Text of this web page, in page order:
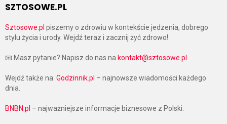
SZTOSOWE.PL
Sztosowe.pl piszemy o zdrowiu w kontekście jedzenia, dobrego
stylu życia i urody. Wejdź teraz i zacznij żyć zdrowo!
📧 Masz pytanie? Napisz do nas na kontakt@sztosowe.pl
Wejdź także na: Godzinnik.pl – najnowsze wiadomości każdego
dnia.
BNBN.pl – najważniejsze informacje biznesowe z Polski.